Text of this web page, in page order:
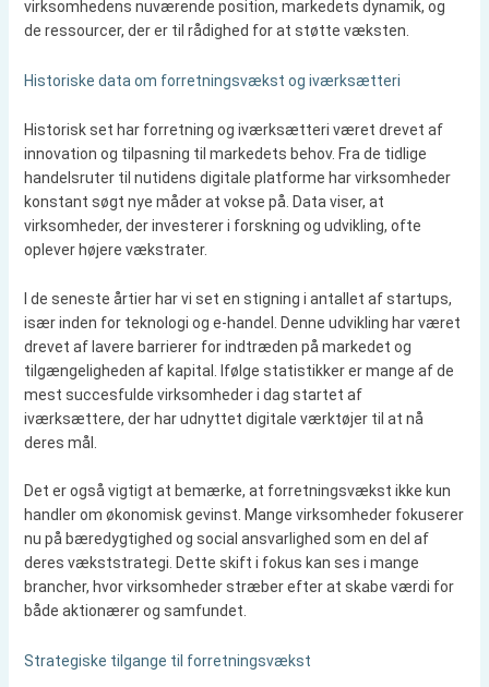
virksomhedens nuværende position, markedets dynamik, og
de ressourcer, der er til rådighed for at støtte væksten.
Historiske data om forretningsvækst og iværksætteri
Historisk set har forretning og iværksætteri været drevet af
innovation og tilpasning til markedets behov. Fra de tidlige
handelsruter til nutidens digitale platforme har virksomheder
konstant søgt nye måder at vokse på. Data viser, at
virksomheder, der investerer i forskning og udvikling, ofte
oplever højere vækstrater.
I de seneste årtier har vi set en stigning i antallet af startups,
især inden for teknologi og e-handel. Denne udvikling har været
drevet af lavere barrierer for indtræden på markedet og
tilgængeligheden af kapital. Ifølge statistikker er mange af de
mest succesfulde virksomheder i dag startet af
iværksættere, der har udnyttet digitale værktøjer til at nå
deres mål.
Det er også vigtigt at bemærke, at forretningsvækst ikke kun
handler om økonomisk gevinst. Mange virksomheder fokuserer
nu på bæredygtighed og social ansvarlighed som en del af
deres vækststrategi. Dette skift i fokus kan ses i mange
brancher, hvor virksomheder stræber efter at skabe værdi for
både aktionærer og samfundet.
Strategiske tilgange til forretningsvækst